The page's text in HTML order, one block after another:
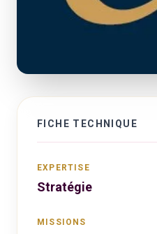
FICHE TECHNIQUE
EXPERTISE
Stratégie
MISSIONS